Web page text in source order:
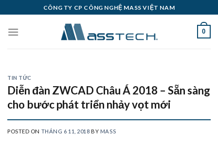
to
content
CÔNG TY CP CÔNG NGHỆ MASS VIỆT NAM
0
TIN TỨC
Diễn đàn ZWCAD Châu Á 2018 – Sẵn sàng
cho bước phát triển nhảy vọt mới
POSTED ON THÁNG 6 11, 2018 BY MASS